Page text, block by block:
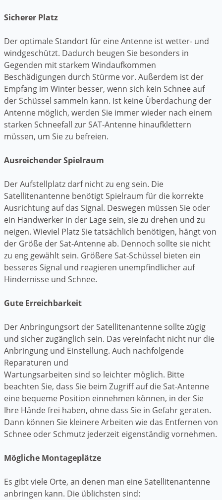
Sicherer Platz
Der optimale Standort für eine Antenne ist wetter- und
windgeschützt. Dadurch beugen Sie besonders in
Gegenden mit starkem Windaufkommen
Beschädigungen durch Stürme vor. Außerdem ist der
Empfang im Winter besser, wenn sich kein Schnee auf
der Schüssel sammeln kann. Ist keine Überdachung der
Antenne möglich, werden Sie immer wieder nach einem
starken Schneefall zur SAT-Antenne hinaufklettern
müssen, um Sie zu befreien.
Ausreichender Spielraum
Der Aufstellplatz darf nicht zu eng sein. Die
Satellitenantenne benötigt Spielraum für die korrekte
Ausrichtung auf das Signal. Deswegen müssen Sie oder
ein Handwerker in der Lage sein, sie zu drehen und zu
neigen. Wieviel Platz Sie tatsächlich benötigen, hängt von
der Größe der Sat-Antenne ab. Dennoch sollte sie nicht
zu eng gewählt sein. Größere Sat-Schüssel bieten ein
besseres Signal und reagieren unempfindlicher auf
Hindernisse und Schnee.
Gute Erreichbarkeit
Der Anbringungsort der Satellitenantenne sollte zügig
und sicher zugänglich sein. Das vereinfacht nicht nur die
Anbringung und Einstellung. Auch nachfolgende
Reparaturen und
Wartungsarbeiten sind so leichter möglich. Bitte
beachten Sie, dass Sie beim Zugriff auf die Sat-Antenne
eine bequeme Position einnehmen können, in der Sie
Ihre Hände frei haben, ohne dass Sie in Gefahr geraten.
Dann können Sie kleinere Arbeiten wie das Entfernen von
Schnee oder Schmutz jederzeit eigenständig vornehmen.
Mögliche Montageplätze
Es gibt viele Orte, an denen man eine Satellitenantenne
anbringen kann. Die üblichsten sind: